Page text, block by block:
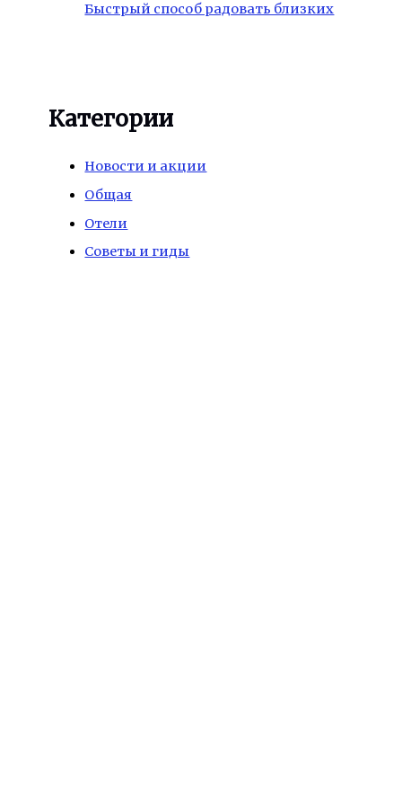
Быстрый способ радовать близких
Категории
Новости и акции
Общая
Отели
Советы и гиды